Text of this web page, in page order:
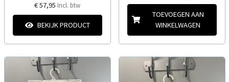
€ 57,95 Incl. btw
BEKIJK PRODUCT
TOEVOEGEN AAN
WINKELWAGEN